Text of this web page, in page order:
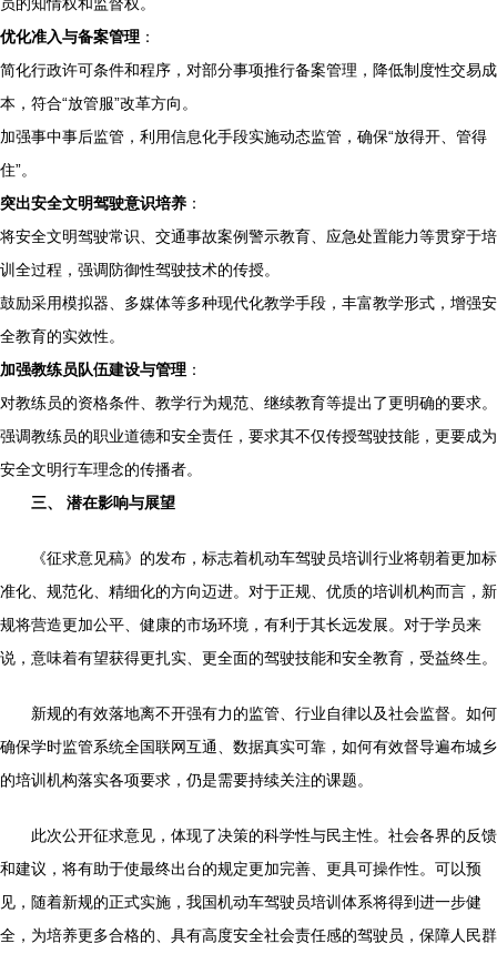
优化准入与备案管理 ：
简化行政许可条件和程序，对部分事项推行备案管理，降低制度性交易成
本，符合“放管服”改革方向。
加强事中事后监管，利用信息化手段实施动态监管，确保“放得开、管得
住”。
突出安全文明驾驶意识培养 ：
将安全文明驾驶常识、交通事故案例警示教育、应急处置能力等贯穿于培
训全过程，强调防御性驾驶技术的传授。
鼓励采用模拟器、多媒体等多种现代化教学手段，丰富教学形式，增强安
全教育的实效性。
加强教练员队伍建设与管理 ：
对教练员的资格条件、教学行为规范、继续教育等提出了更明确的要求。
强调教练员的职业道德和安全责任，要求其不仅传授驾驶技能，更要成为
安全文明行车理念的传播者。
三、 潜在影响与展望
《征求意见稿》的发布，标志着机动车驾驶员培训行业将朝着更加标
准化、规范化、精细化的方向迈进。对于正规、优质的培训机构而言，新
规将营造更加公平、健康的市场环境，有利于其长远发展。对于学员来
说，意味着有望获得更扎实、更全面的驾驶技能和安全教育，受益终生。
新规的有效落地离不开强有力的监管、行业自律以及社会监督。如何
确保学时监管系统全国联网互通、数据真实可靠，如何有效督导遍布城乡
的培训机构落实各项要求，仍是需要持续关注的课题。
此次公开征求意见，体现了决策的科学性与民主性。社会各界的反馈
和建议，将有助于使最终出台的规定更加完善、更具可操作性。可以预
见，随着新规的正式实施，我国机动车驾驶员培训体系将得到进一步健
全，为培养更多合格的、具有高度安全社会责任感的驾驶员，保障人民群